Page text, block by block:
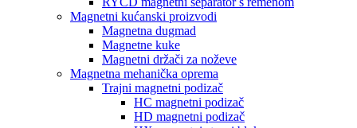
Magnetni kućanski proizvodi
Magnetna dugmad
Magnetne kuke
Magnetni držači za noževe
Magnetna mehanička oprema
Trajni magnetni podizač
HC magnetni podizač
HD magnetni podizač